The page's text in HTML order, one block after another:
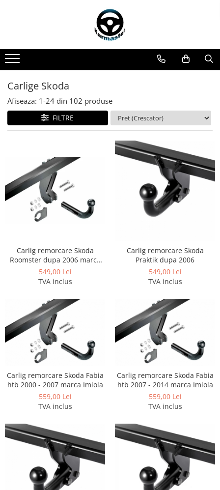
Accesorii carlige de remorcare
Accesorii cutii portbagaj
Amortizoare osie remorci
Cabluri de frana remorci
Cuple remorci
Carlige Alfa Romeo
Carlige Alpine
Carlige Audi
Carlige Bmw
Carlige Chery
Carlige Chevrolet
Carlige Chrysler
Carlige Citroen
Carlige Dacia
Carlige Daewoo
Carlige Dodge
Carlige Dongfeng
Carlige DR
Carlige DS
Carlige Ebro
Carlige Fiat
Carlige Ford
Carlige Honda
Carlige Hyundai
Carlige Infiniti
Carlige Skoda
Afiseaza: 1-24 din 102 produse
FILTRE
Carlig remorcare Skoda
Roomster dupa 2006 marca
Imiola
549,00 Lei
TVA inclus
Carlig remorcare Skoda
Praktik dupa 2006
549,00 Lei
TVA inclus
Carlig remorcare Skoda Fabia
htb 2000 - 2007 marca Imiola
559,00 Lei
TVA inclus
Carlig remorcare Skoda Fabia
htb 2007 - 2014 marca Imiola
559,00 Lei
TVA inclus